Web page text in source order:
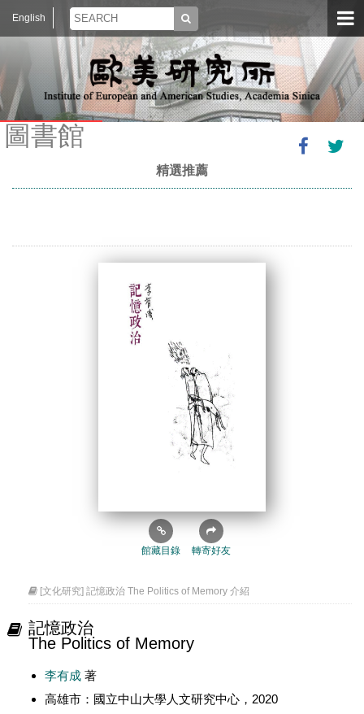
English
圖書館
精選推薦
館藏目錄 轉寄好友
[文化研究] 記憶政治 The Politics of Memory 介紹
記憶政治
The Politics of Memory
李有成著
高雄市：國立中山大學人文研究中心，2020